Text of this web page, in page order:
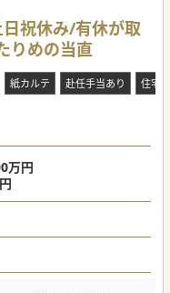
日祝休み/有休が取
りめの当直
紙カルテ 赴任手当あり 住宅
万円